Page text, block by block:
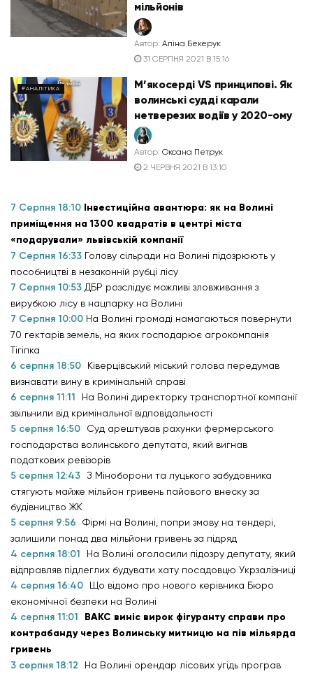
мільйонів
Автор: Аліна Бекерук
31 СЕРПНЯ 2021 В 15:16
#АНАЛІТИКА
М’якосерді VS принципові. Як
волинські судді карали
нетверезих водіїв у 2020-ому
Автор: Оксана Петрук
2 ЧЕРВНЯ 2021 В 13:10
7 Серпня 18:10 Інвестиційна авантюра: як на Волині
приміщення на 1300 квадратів в центрі міста
«подарували» львівській компанії
7 Серпня 16:33 Голову сільради на Волині підозрюють у
пособництві в незаконній рубці лісу
7 Серпня 10:53 ДБР розслідує можливі зловживання з
вирубкою лісу в нацпарку на Волині
7 Серпня 10:00 На Волині громаді намагаються повернути
70 гектарів земель, на яких господарює агрокомпанія
Тігіпка
6 серпня 18:50
Ківерцівський міський голова передумав
визнавати вину в кримінальній справі
6 серпня 11:11
На Волині директорку транспортної компанії
звільнили від кримінальної відповідальності
5 серпня 16:50
Суд арештував рахунки фермерського
господарства волинського депутата, який вигнав
податкових ревізорів
5 серпня 12:43 З Міноборони та луцького забудовника
стягують майже мільйон гривень пайового внеску за
будівництво ЖК
5 серпня 9:56
Фірмі на Волині, попри змову на тендері,
залишили понад два мільйони гривень за підряд
4 серпня 18:01
На Волині оголосили підозру депутату, який
відправляв підлеглих будувати хату посадовцю Укрзалізниці
4 серпня 16:40
Що відомо про нового керівника Бюро
економічної безпеки на Волині
4 серпня 11:01
ВАКС виніс вирок фігуранту справи про
контрабанду через Волинську митницю на пів мільярда
гривень
3 серпня 18:12
На Волині орендар лісових угідь програв